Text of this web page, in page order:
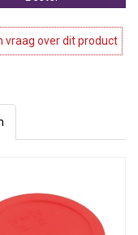
vraag over dit product